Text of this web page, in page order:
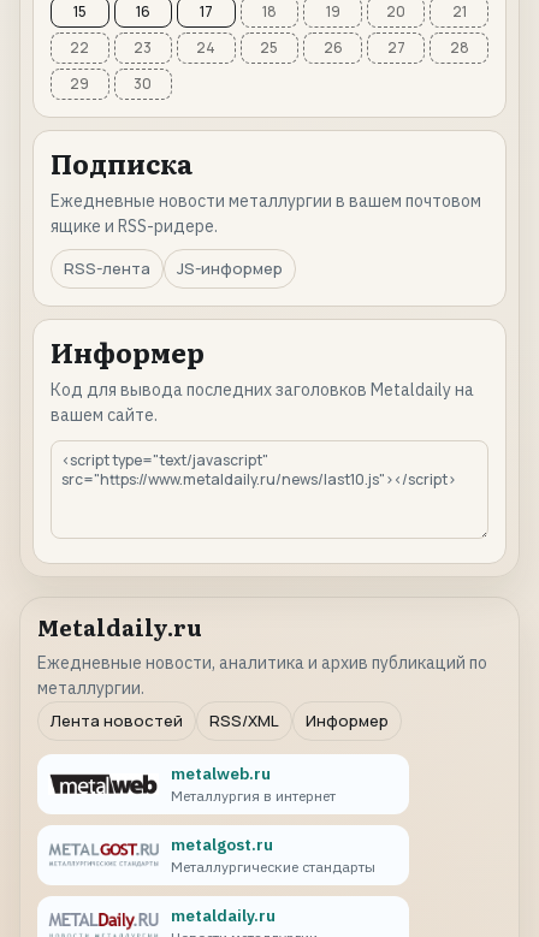
15
16 17 18 19 20
21
22
23 24 25 26 27
28
29
30
Подписка
Ежедневные новости металлургии в вашем почтовом
ящике и RSS-ридере.
RSS-лента
JS-информер
Информер
Код для вывода последних заголовков Metaldaily на
вашем сайте.
Metaldaily.ru
Ежедневные новости, аналитика и архив публикаций по
металлургии.
Лента новостей
RSS/XML Информер
metalweb.ru
Металлургия в интернет
metalgost.ru
Металлургические стандарты
metaldaily.ru